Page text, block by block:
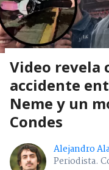
Video revela
accidente
Neme y un
Condes
Alejandro
Periodista.